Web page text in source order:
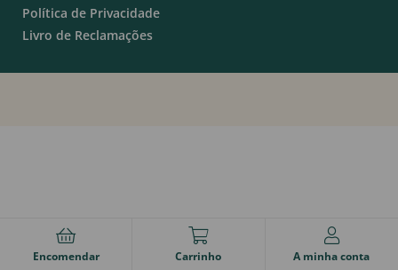
Política de Privacidade
Livro de Reclamações
Encomendar Carrinho A minha conta